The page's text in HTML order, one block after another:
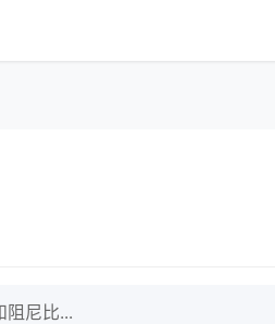
阻尼比...